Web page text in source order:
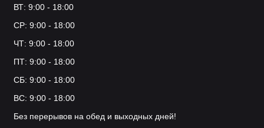
ВТ: 9:00 - 18:00
СР: 9:00 - 18:00
ЧТ: 9:00 - 18:00
ПТ: 9:00 - 18:00
СБ: 9:00 - 18:00
ВС: 9:00 - 18:00
Без перерывов на обед и выходных дней!